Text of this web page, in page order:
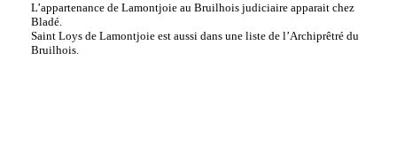
L’appartenance de Lamontjoie au Bruilhois judiciaire apparait chez
Bladé.
Saint Loys de Lamontjoie est aussi dans une liste de l’Archiprêtré du
Bruilhois.